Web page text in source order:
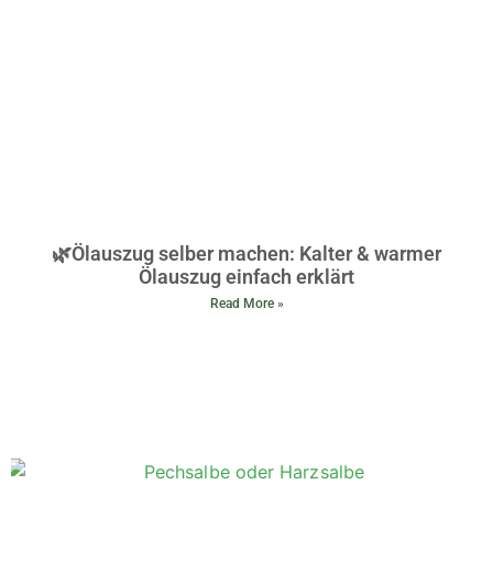
🌿Ölauszug selber machen: Kalter & warmer
Ölauszug einfach erklärt
Read More »